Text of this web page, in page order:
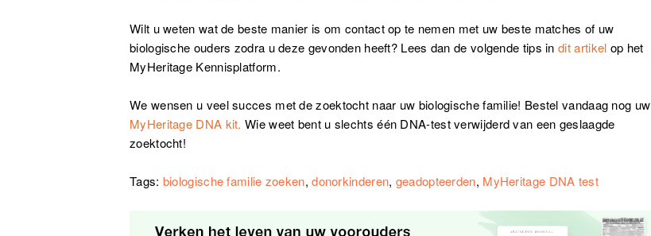
Wilt u weten wat de beste manier is om contact op te nemen met uw beste matches of uw
biologische ouders zodra u deze gevonden heeft? Lees dan de volgende tips indit artikel op het
MyHeritage Kennisplatform.
We wensen u veel succes met de zoektocht naar uw biologische familie! Bestel vandaag nog uw
MyHeritage DNA kit.Wie weet bent u slechts één DNA-test verwijderd van een geslaagde
zoektocht!
Tags: biologische familie zoeken,donorkinderen, geadopteerden, MyHeritage DNA test